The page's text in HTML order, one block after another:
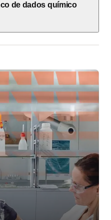
de dados químico